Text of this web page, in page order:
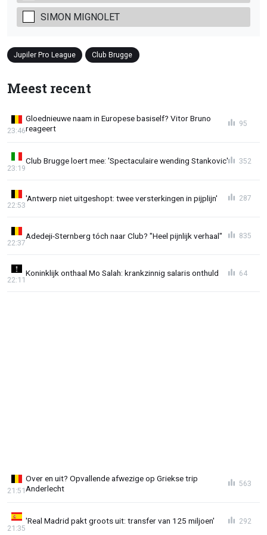
SIMON MIGNOLET
Jupiler Pro League Club Brugge
Meest recent
Gloednieuwe naam in Europese basiself? Vitor Bruno
reageert
23:46
95
Club Brugge loert mee: 'Spectaculaire wending Stankovic'
23:19
352
'Antwerp niet uitgeshopt: twee versterkingen in pijplijn'
22:53
287
Adedeji-Sternberg tóch naar Club? "Heel pijnlijk verhaal"
22:37
835
Koninklijk onthaal Mo Salah: krankzinnig salaris onthuld
22:11
64
Over en uit? Opvallende afwezige op Griekse trip
Anderlecht
21:51
563
'Real Madrid pakt groots uit: transfer van 125 miljoen'
21:35
292